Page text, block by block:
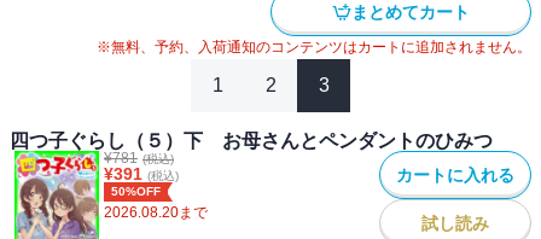
まとめてカート
※無料、予約、入荷通知のコンテンツはカートに追加されません。
1 2 3
四つ子ぐらし（５）下 お母さんとペンダントのひみつ
¥781 (税込)
¥391 (税込)
50%OFF
2026.08.20まで
カートに入れる
試し読み